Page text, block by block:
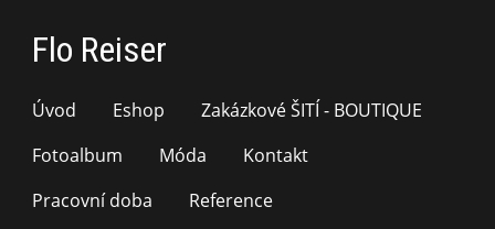
Flo Reiser
Úvod Eshop
Zakázkové ŠITÍ - BOUTIQUE
Fotoalbum
Móda
Kontakt
Pracovní doba
Reference